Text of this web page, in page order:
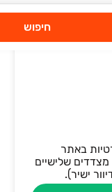
חיפוש
באתר
תוכן שיווקי מיד2 ו/או מצדדים שלישיים
ישיר).